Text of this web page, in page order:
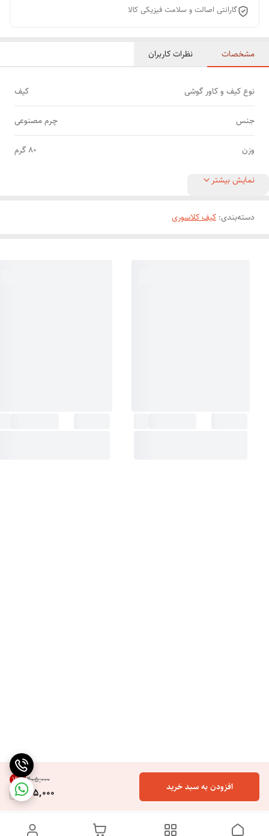
گارانتی اصالت و سلامت فیزیکی کالا
۴۰۵٬۰۰۰ 19%
325,000 افزودن به سبد خرید
مشخصات نظرات کاربران
نوع کیف و کاور گوشی کیف
جنس چرم مصنوعی
وزن 80 گرم
نمایش بیشتر
دسته‌بندی: کیف کلاسوری